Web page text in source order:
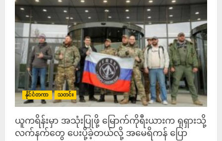
နိုင်ငံတကာ သတင်း
ယူကရိန်းမှာ အသုံးပြုဖို့ မြောက်ကိုရီးယားက ရုရှားသို့
လက်နက်တွေ ပေးပို့ခဲ့တယ်လို့ အမေရိကန် ပြော